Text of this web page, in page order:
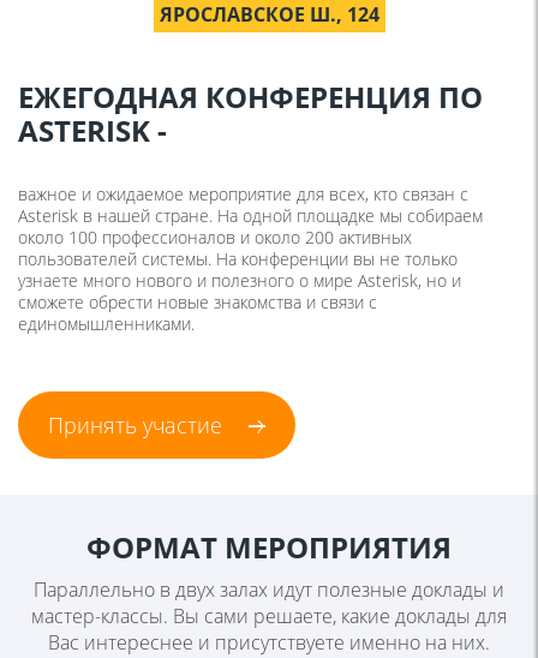
ЕЖЕГОДНАЯ КОНФЕРЕНЦИЯ ПО
ASTERISK -
важное и ожидаемое мероприятие для всех, кто связан с
Asterisk в нашей стране. На одной площадке мы собираем
около 100 профессионалов и около 200 активных
пользователей системы. На конференции вы не только
узнаете много нового и полезного о мире Asterisk, но и
сможете обрести новые знакомства и связи с
единомышленниками.
Принять участие
ЯРОСЛАВСКОЕ Ш., 124
ФОРМАТ МЕРОПРИЯТИЯ
Параллельно в двух залах идут полезные доклады и
мастер-классы. Вы сами решаете, какие доклады для
Вас интереснее и присутствуете именно на них.